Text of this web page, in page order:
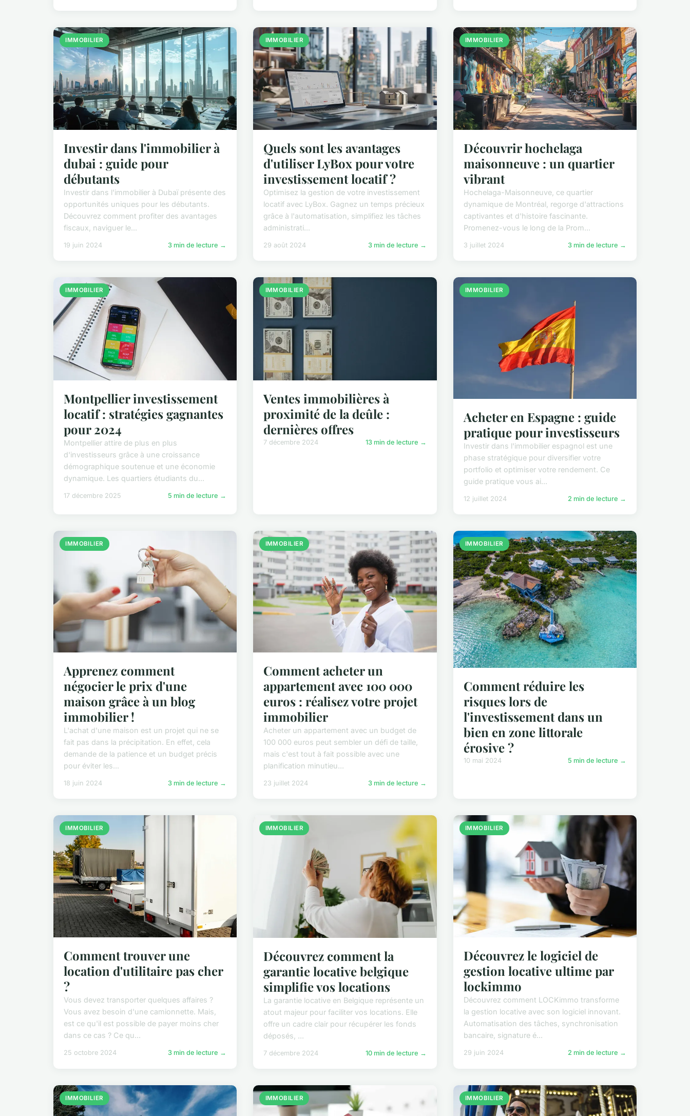
IMMOBILIER
Investir dans l'immobilier à
dubai : guide pour
débutants
Investir dans l'immobilier à Dubaï présente des
opportunités uniques pour les débutants.
Découvrez comment profiter des avantages
fiscaux, naviguer le...
19 juin 2024 3 min de lecture →
IMMOBILIER
Quels sont les avantages
d'utiliser LyBox pour votre
investissement locatif ?
Optimisez la gestion de votre investissement
locatif avec LyBox. Gagnez un temps précieux
grâce à l'automatisation, simplifiez les tâches
administrati...
29 août 2024 3 min de lecture →
IMMOBILIER
Découvrir hochelaga
maisonneuve : un quartier
vibrant
Hochelaga-Maisonneuve, ce quartier
dynamique de Montréal, regorge d'attractions
captivantes et d'histoire fascinante.
Promenez-vous le long de la Prom...
3 juillet 2024 3 min de lecture →
IMMOBILIER
Montpellier investissement
locatif : stratégies gagnantes
pour 2024
Montpellier attire de plus en plus
d'investisseurs grâce à une croissance
démographique soutenue et une économie
dynamique. Les quartiers étudiants du...
17 décembre 2025 5 min de lecture →
IMMOBILIER
Ventes immobilières à
proximité de la deûle :
dernières offres
7 décembre 2024 13 min de lecture →
IMMOBILIER
Acheter en Espagne : guide
pratique pour investisseurs
Investir dans l'immobilier espagnol est une
phase stratégique pour diversifier votre
portfolio et optimiser votre rendement. Ce
guide pratique vous ai...
12 juillet 2024 2 min de lecture →
IMMOBILIER
Apprenez comment
négocier le prix d'une
maison grâce à un blog
immobilier !
L'achat d'une maison est un projet qui ne se
fait pas dans la précipitation. En effet, cela
demande de la patience et un budget précis
pour éviter les...
18 juin 2024 3 min de lecture →
IMMOBILIER
Comment acheter un
appartement avec 100 000
euros : réalisez votre projet
immobilier
Acheter un appartement avec un budget de
100 000 euros peut sembler un défi de taille,
mais c'est tout à fait possible avec une
planification minutieu...
23 juillet 2024 3 min de lecture →
IMMOBILIER
Comment réduire les
risques lors de
l'investissement dans un
bien en zone littorale
érosive ?
10 mai 2024 5 min de lecture →
IMMOBILIER
Comment trouver une
location d'utilitaire pas cher
?
Vous devez transporter quelques affaires ?
Vous avez besoin d'une camionnette. Mais,
est ce qu'il est possible de payer moins cher
dans ce cas ? Ce qu...
25 octobre 2024 3 min de lecture →
IMMOBILIER
Découvrez comment la
garantie locative belgique
simplifie vos locations
La garantie locative en Belgique représente un
atout majeur pour faciliter vos locations. Elle
offre un cadre clair pour récupérer les fonds
déposés, ...
7 décembre 2024 10 min de lecture →
IMMOBILIER
Découvrez le logiciel de
gestion locative ultime par
lockimmo
Découvrez comment LOCKimmo transforme
la gestion locative avec son logiciel innovant.
Automatisation des tâches, synchronisation
bancaire, signature é...
29 juin 2024 2 min de lecture →
IMMOBILIER IMMOBILIER IMMOBILIER